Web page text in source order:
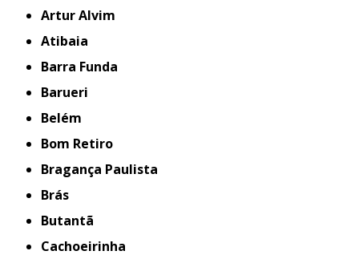
Artur Alvim
Atibaia
Barra Funda
Barueri
Belém
Bom Retiro
Bragança Paulista
Brás
Butantã
Cachoeirinha